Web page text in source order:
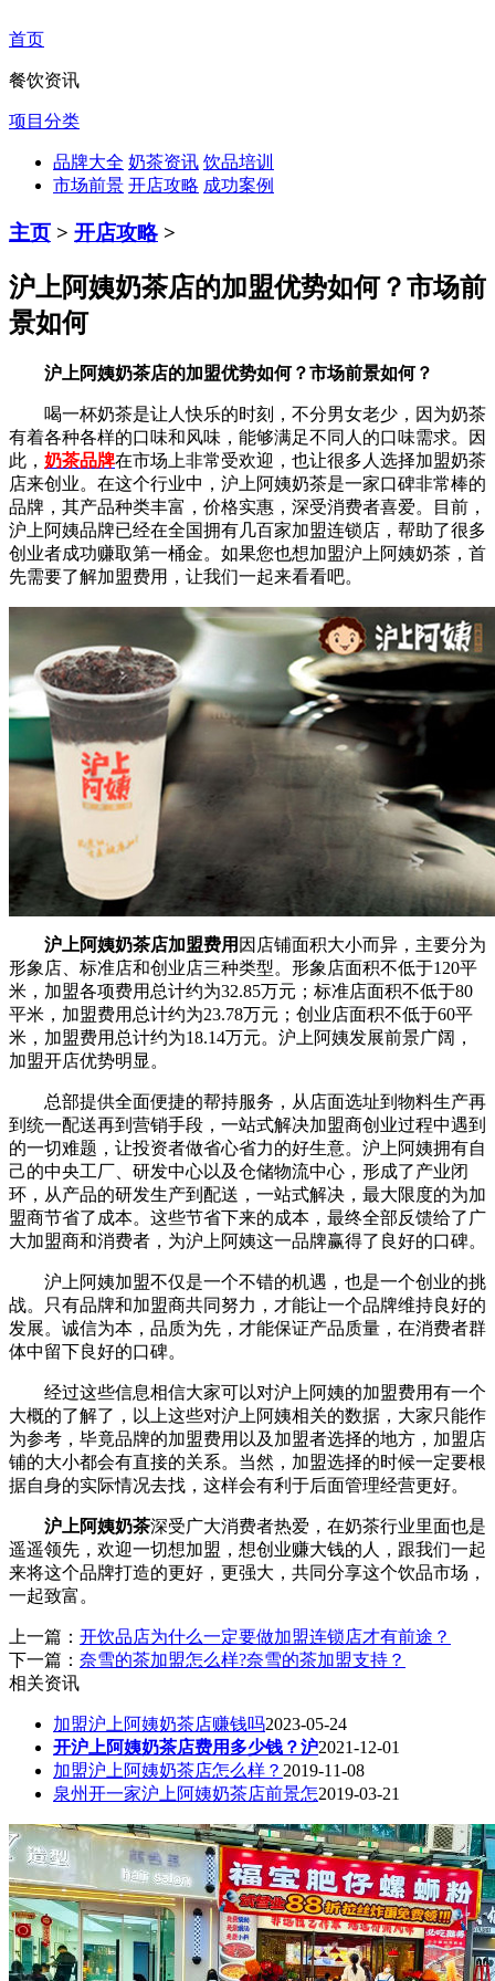
首页
餐饮资讯
项目分类
品牌大全 奶茶资讯 饮品培训
市场前景 开店攻略 成功案例
主页 > 开店攻略>
沪上阿姨奶茶店的加盟优势如何？市场前
景如何
沪上阿姨奶茶店的加盟优势如何？市场前景如何？
喝一杯奶茶是让人快乐的时刻，不分男女老少，因为奶茶
有着各种各样的口味和风味，能够满足不同人的口味需求。因
此， 奶茶品牌在市场上非常受欢迎，也让很多人选择加盟奶茶
店来创业。在这个行业中，沪上阿姨奶茶是一家口碑非常棒的
品牌，其产品种类丰富，价格实惠，深受消费者喜爱。目前，
沪上阿姨品牌已经在全国拥有几百家加盟连锁店，帮助了很多
创业者成功赚取第一桶金。如果您也想加盟沪上阿姨奶茶，首
先需要了解加盟费用，让我们一起来看看吧。
沪上阿姨奶茶店加盟费用 因店铺面积大小而异，主要分为
形象店、标准店和创业店三种类型。形象店面积不低于120平
米，加盟各项费用总计约为32.85万元；标准店面积不低于80
平米，加盟费用总计约为23.78万元；创业店面积不低于60平
米，加盟费用总计约为18.14万元。沪上阿姨发展前景广阔，
加盟开店优势明显。
总部提供全面便捷的帮持服务，从店面选址到物料生产再
到统一配送再到营销手段，一站式解决加盟商创业过程中遇到
的一切难题，让投资者做省心省力的好生意。沪上阿姨拥有自
己的中央工厂、研发中心以及仓储物流中心，形成了产业闭
环，从产品的研发生产到配送，一站式解决，最大限度的为加
盟商节省了成本。这些节省下来的成本，最终全部反馈给了广
大加盟商和消费者，为沪上阿姨这一品牌赢得了良好的口碑。
沪上阿姨加盟不仅是一个不错的机遇，也是一个创业的挑
战。只有品牌和加盟商共同努力，才能让一个品牌维持良好的
发展。诚信为本，品质为先，才能保证产品质量，在消费者群
体中留下良好的口碑。
经过这些信息相信大家可以对沪上阿姨的加盟费用有一个
大概的了解了，以上这些对沪上阿姨相关的数据，大家只能作
为参考，毕竟品牌的加盟费用以及加盟者选择的地方，加盟店
铺的大小都会有直接的关系。当然，加盟选择的时候一定要根
据自身的实际情况去找，这样会有利于后面管理经营更好。
沪上阿姨奶茶深受广大消费者热爱，在奶茶行业里面也是
遥遥领先，欢迎一切想加盟，想创业赚大钱的人，跟我们一起
来将这个品牌打造的更好，更强大，共同分享这个饮品市场，
一起致富。
上一篇： 开饮品店为什么一定要做加盟连锁店才有前途？
下一篇： 奈雪的茶加盟怎么样?奈雪的茶加盟支持？
相关资讯
加盟沪上阿姨奶茶店赚钱吗2023-05-24
开沪上阿姨奶茶店费用多少钱？沪2021-12-01
加盟沪上阿姨奶茶店怎么样？ 2019-11-08
泉州开一家沪上阿姨奶茶店前景怎2019-03-21